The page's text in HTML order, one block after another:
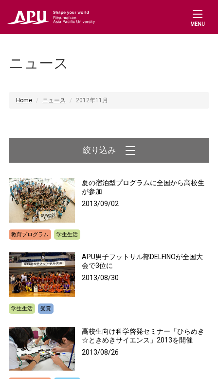
MENU
ニュース
Home ニュース 2012年11月
夏の宿泊型プログラムに全国から高校生
が参加
2013/09/02
教育プログラム 学生生活
APU男子フットサル部DELFINOが全国大
会で3位に
2013/08/30
学生生活 受賞
高校生向け科学啓発セミナー「ひらめき
☆ときめきサイエンス」2013を開催
2013/08/26